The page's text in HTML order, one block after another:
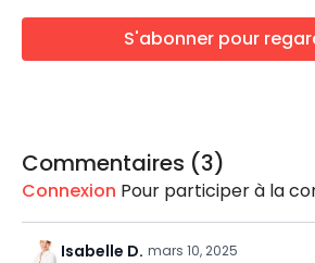
exercices pour le tronc et haut du
LES EXERCICES
Pike pushups (Deltoïdes)
Flexion des coudes pronation-
Descente avec Gliding discs (Triceps)
LES ÉQUIPEMENTS
Tapis de sol
Haltères
Optionnel: Kettlebell, élastique
S'abonner pour
Commentaires (3)
Connexion Pour participer à la
Isabelle D. mars 10, 2025